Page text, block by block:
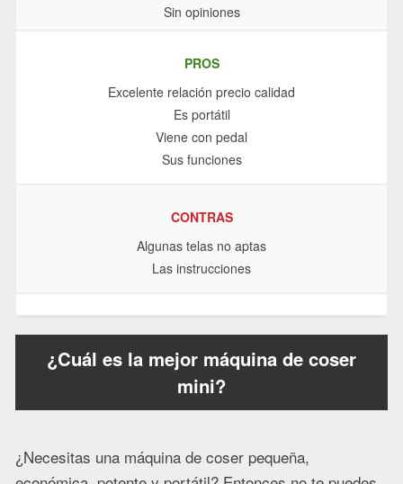
Sin opiniones
PROS
Excelente relación precio calidad
Es portátil
Viene con pedal
Sus funciones
CONTRAS
Algunas telas no aptas
Las instrucciones
¿Cuál es la mejor máquina de coser
mini?
¿Necesitas una máquina de coser pequeña,